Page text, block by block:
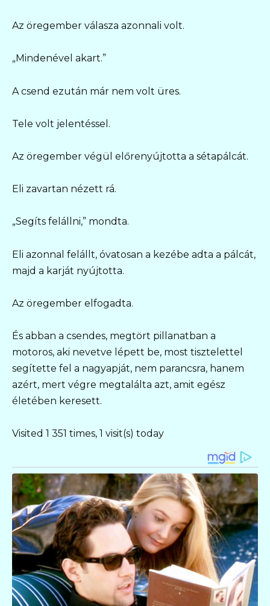
Az öregember válasza azonnali volt.
„Mindenével akart.”
A csend ezután már nem volt üres.
Tele volt jelentéssel.
Az öregember végül előrenyújtotta a sétapálcát.
Eli zavartan nézett rá.
„Segíts felállni,” mondta.
Eli azonnal felállt, óvatosan a kezébe adta a pálcát,
majd a karját nyújtotta.
Az öregember elfogadta.
És abban a csendes, megtört pillanatban a
motoros, aki nevetve lépett be, most tisztelettel
segítette fel a nagyapját, nem parancsra, hanem
azért, mert végre megtalálta azt, amit egész
életében keresett.
Visited 1 351 times, 1 visit(s) today